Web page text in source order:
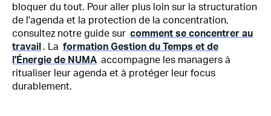
bloquer du tout. Pour aller plus loin sur la structuration
de l'agenda et la protection de la concentration,
consultez notre guide sur comment se concentrer au
travail . La formation Gestion du Temps et de
l'Énergie de NUMA accompagne les managers à
ritualiser leur agenda et à protéger leur focus
durablement.